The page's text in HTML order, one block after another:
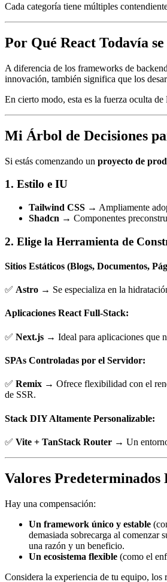
Cada categoría tiene múltiples
Por Qué React Todavía
A diferencia de los frameworks de
innovación, también significa que los
En cierto modo, esta es la fuerza oculta de
Mi Árbol de Decisiones
Si estás comenzando un proyecto de
1. Estilo e IU
Tailwind CSS → Ampliamente
Shadcn → Componentes
2. Elige la Herramienta de
Sitios Estáticos (Blogs, Documentos,
✅ Astro → Se especializa en la
Aplicaciones React Full-Stack:
✅ Next.js → Ideal para aplicaciones que
SPAs Controladas por el Servidor:
✅ Remix → Ofrece flexibilidad con el
de SSR.
Stack DIY Altamente Personalizable:
✅ Vite + TanStack Router → Un
Valores
Hay una compensación:
Un framework único y estable
demasiada sobrecarga al comenzar
una razón y un beneficio.
Un ecosistema flexible (como el
Considera la experiencia de tu equipo,